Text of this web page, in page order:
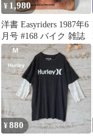
¥ 1,980
洋書 Easyriders 1987年6
月号 #168 バイク 雑誌
¥880